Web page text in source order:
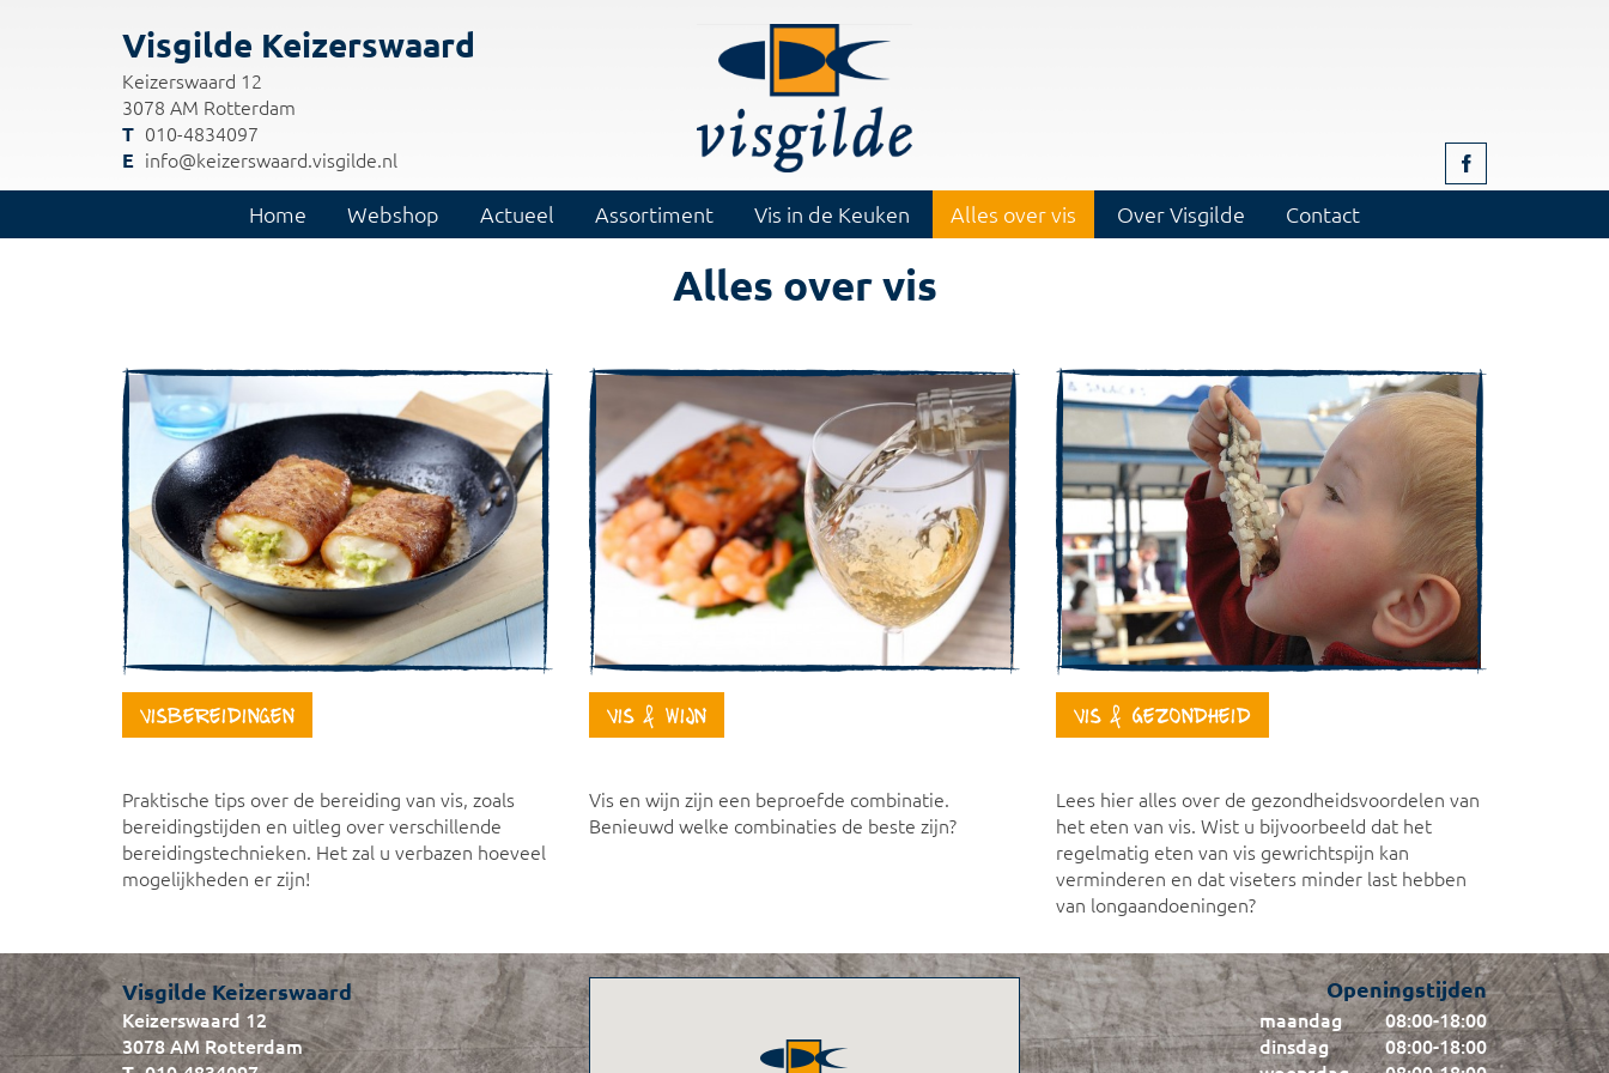
Visgilde Keizerswaard
Keizerswaard 12
3078 AM Rotterdam
010-4834097
info@keizerswaard.visgilde.nl
Home Webshop Actueel Assortiment Vis in de Keuken Alles over vis Over Visgilde Contact
Alles over vis
Visbereidingen Vis & Wijn Vis & Gezondheid
Praktische tips over de bereiding van vis, zoals
bereidingstijden en uitleg over verschillende
bereidingstechnieken. Het zal u verbazen hoeveel
mogelijkheden er zijn!
Vis en wijn zijn een beproefde combinatie.
Benieuwd welke combinaties de beste zijn?
Lees hier alles over de gezondheidsvoordelen van
het eten van vis. Wist u bijvoorbeeld dat het
regelmatig eten van vis gewrichtspijn kan
verminderen en dat viseters minder last hebben
van longaandoeningen?
Visgilde Keizerswaard
Keizerswaard 12
3078 AM Rotterdam
Openingstijden
maandag 08:00-18:00
dinsdag
08:00-18:00